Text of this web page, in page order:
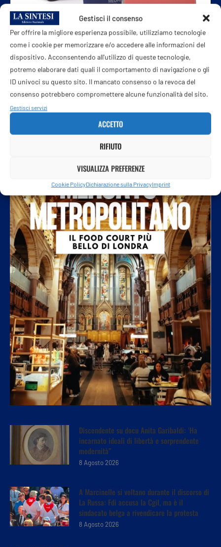
Gestisci il consenso
Per offrire la migliore esperienza possibile, utilizziamo tecnologie
come i cookie per memorizzare e/o accedere alle informazioni del
dispositivo. Acconsentendo all'utilizzo di queste tecnologie,
potremo elaborare dati quali il comportamento di navigazione o gli
ID univoci su questo sito. Il mancato consenso o la revoca del
consenso potrebbero compromettere alcune funzionalità del sito.
Gestisci servizi
ACCETTO
RIFIUTO
VISUALIZZA PREFERENZE
Cookie PolicyDichiarazione sulla PrivacyImprint
Xiaomi Redmi 17 Series: batteria da 7.500 mAh...
7 Agosto 2026
Discendente su docu Anita Garibaldi: ‘Ha
incarnato ideali di libertà e sorprendente
modernità”
8 Agosto 2026
A Marcinelle si voltano durante il discorso di
La Russa: Fdi accusa la Cgil, ma è il
sindacato belga a rivendicare la protesta
8 Agosto 2026